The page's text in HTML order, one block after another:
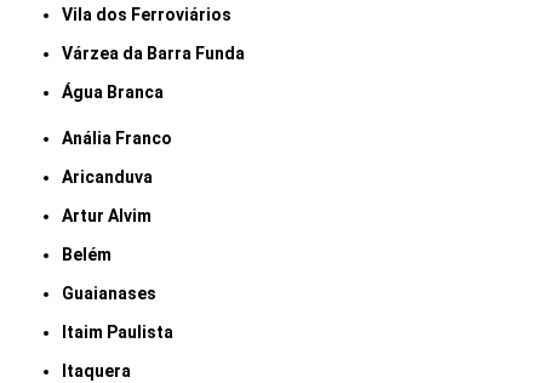
Vila dos Ferroviários
Várzea da Barra Funda
Água Branca
Anália Franco
Aricanduva
Artur Alvim
Belém
Guaianases
Itaim Paulista
Itaquera